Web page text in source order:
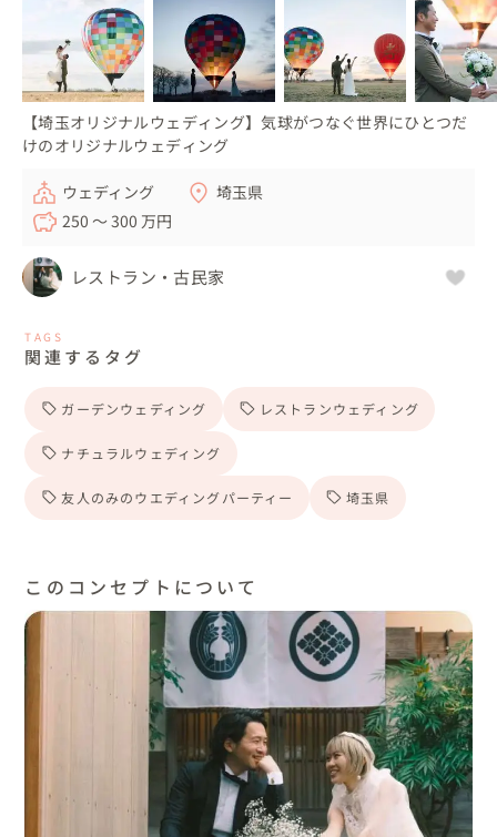
【埼玉オリジナルウェディング】気球がつなぐ世界にひとつだ
けのオリジナルウェディング
ウェディング
埼玉県
250 〜 300 万円
レストラン・古民家
TAGS
関連するタグ
ガーデンウェディング レストランウェディング
ナチュラルウェディング
友人のみのウエディングパーティー 埼玉県
このコンセプトについて